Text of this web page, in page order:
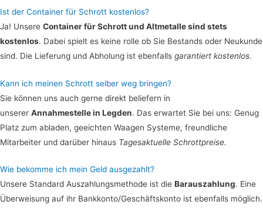
Ist der Container für Schrott kostenlos?
Ja! Unsere Container für Schrott und Altmetalle sind stets
kostenlos. Dabei spielt es keine rolle ob Sie Bestands oder Neukunde
sind. Die Lieferung und Abholung ist ebenfalls garantiert kostenlos.
Kann ich meinen Schrott selber weg bringen?
Sie können uns auch gerne direkt beliefern in
unserer Annahmestelle in Legden. Das erwartet Sie bei uns: Genug
Platz zum abladen, geeichten Waagen Systeme, freundliche
Mitarbeiter und darüber hinaus Tagesaktuelle Schrottpreise.
Wie bekomme ich mein Geld ausgezahlt?
Unsere Standard Auszahlungsmethode ist die Barauszahlung. Eine
Überweisung auf ihr Bankkonto/Geschäftskonto ist ebenfalls möglich.